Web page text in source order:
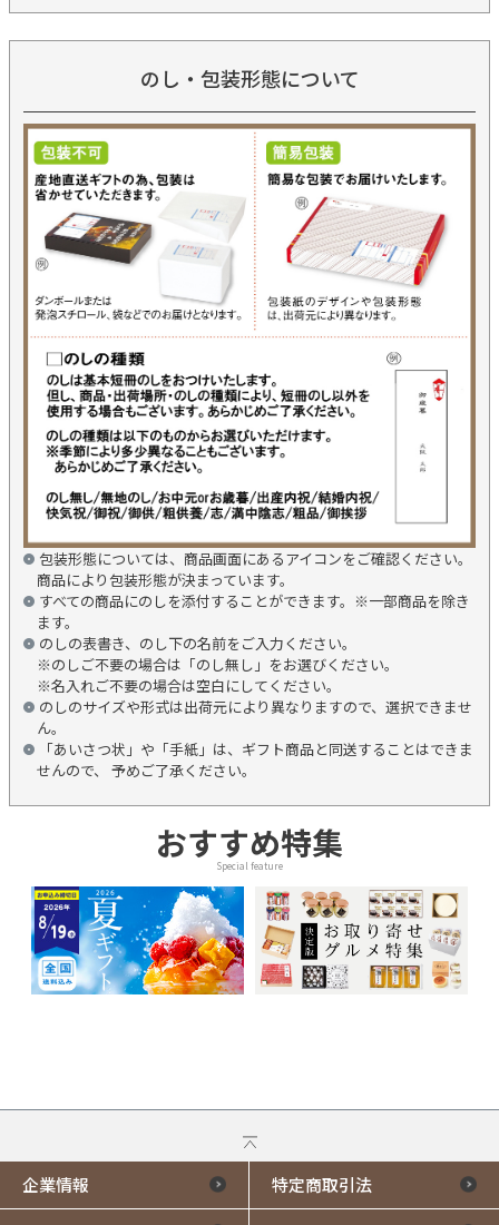
のし・包装形態について
包装形態については、商品画面にあるアイコンをご確認ください。
商品により包装形態が決まっています。
すべての商品にのしを添付することができます。※一部商品を除き
ます。
のしの表書き、のし下の名前をご入力ください。
※のしご不要の場合は「のし無し」をお選びください。
※名入れご不要の場合は空白にしてください。
のしのサイズや形式は出荷元により異なりますので、選択できませ
ん。
「あいさつ状」や「手紙」は、ギフト商品と同送することはできま
せんので、 予めご了承ください。
おすすめ特集
Special feature
企業情報 特定商取引法